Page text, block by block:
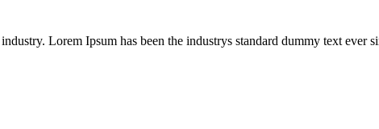
Lorem Ipsum has been the industrys standard dummy text ever